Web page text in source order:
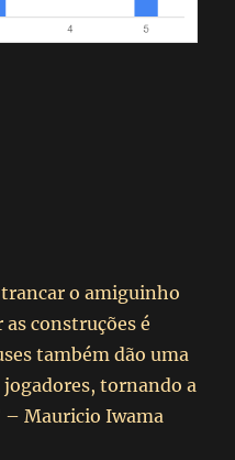
o amiguinho
construções é
também dão uma
jogadores, tornando a
– Mauricio Iwama